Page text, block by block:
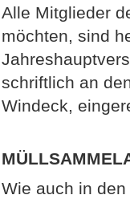
Alle Mitglieder
möchten, sind
schriftlich an
Windeck,
Wie auch in